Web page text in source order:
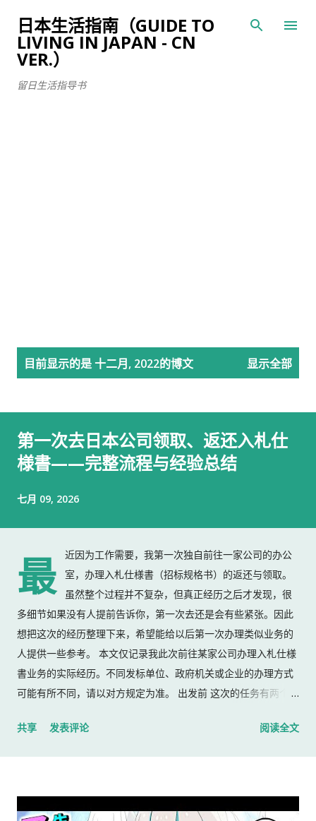
跳至主要内容
日本生活指南（GUIDE TO
LIVING IN JAPAN - CN
VER.）
留日生活指导书
目前显示的是 十二月, 2022的博文 显示全部
第一次去日本公司领取、返还入札仕
様書——完整流程与经验总结
七月 09, 2026
最
近因为工作需要，我第一次独自前往一家公司的办公
室，办理入札仕様書（招标规格书）的返还与领取。
虽然整个过程并不复杂，但真正经历之后才发现，很
多细节如果没有人提前告诉你，第一次去还是会有些紧张。因此
想把这次的经历整理下来，希望能给以后第一次办理类似业务的
人提供一些参考。 本文仅记录我此次前往某家公司办理入札仕様
書业务的实际经历。不同发标单位、政府机关或企业的办理方式
可能有所不同，请以对方规定为准。 出发前 这次的任务有两个：
入札仕様書 名片 当时我认为这样就足够了。 后来才发现，还有
世話になっております。 株式会社○○の○○です。 入札仕様書を
共享 发表评论 阅读全文